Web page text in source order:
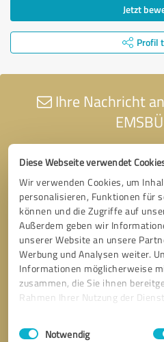
Diese Webseite verwendet
Wir verwenden Cookies, um
personalisieren, Funktionen für
können und die Zugriffe auf
Außerdem geben wir
unserer Website an unsere
Werbung und Analysen weiter.
Informationen möglicherweise
zusammen, die Sie ihnen
Rahmen Ihrer Nutzung der
Impressum
Einwilligungsauswahl
Notwendig
Jetzt
Profil
Ihre Nachricht